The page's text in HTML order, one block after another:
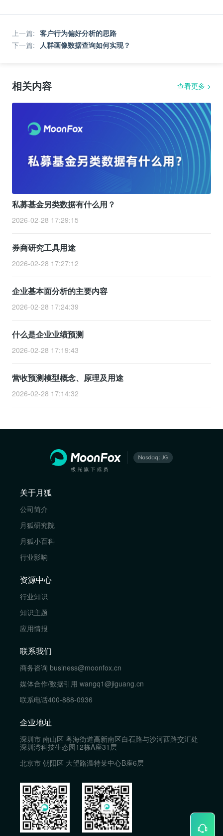
上一篇: 客户行为偏好分析的思路
下一篇: 人群画像数据查询如何实现？
相关内容 查看更多 >
私募基金另类数据有什么用？
2026-02-28 17:29:15
券商研究工具用途
2026-02-28 17:27:12
企业基本面分析的主要内容
2026-02-28 17:24:39
什么是企业业绩预测
2026-02-28 17:19:43
营收预测模型概念、原理及用途
2026-02-28 17:14:32
关于月狐
公司简介
月狐研究院
月狐小百科
行业影响
资源中心
行业知识
知识主题
应用情报
联系我们
商务咨询 business@moonfox.cn
媒体合作/数据引用 wangq1@jiguang.cn
联系电话400-888-0936
企业地址
深圳市 南山区 粤海街道高新南区白石路与沙河西路交汇处
深圳湾科技生态园12栋A座31层
北京市 朝阳区 大望路温特莱中心B座6层